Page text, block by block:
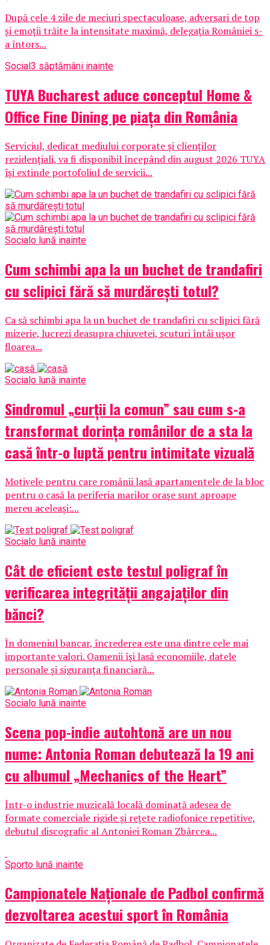
După cele 4 zile de meciuri spectaculoase, adversari de top
și emoții trăite la intensitate maximă, delegația României s-
a întors...
Social 3 săptămâni inainte
TUYA Bucharest aduce conceptul Home &
Office Fine Dining pe piața din România
Serviciul, dedicat mediului corporate și clienților
rezidențiali, va fi disponibil începând din august 2026 TUYA
își extinde portofoliul de servicii...
Social o lună inainte
Cum schimbi apa la un buchet de trandafiri
cu sclipici fără să murdărești totul?
Ca să schimbi apa la un buchet de trandafiri cu sclipici fără
mizerie, lucrezi deasupra chiuvetei, scuturi întâi ușor
floarea...
Socialo lună inainte
Sindromul „curții la comun” sau cum s-a
transformat dorința românilor de a sta la
casă într-o luptă pentru intimitate vizuală
Motivele pentru care românii lasă apartamentele de la bloc
pentru o casă la periferia marilor orașe sunt aproape
mereu aceleași:...
Socialo lună inainte
Cât de eficient este testul poligraf în
verificarea integrității angajaților din
bănci?
În domeniul bancar, încrederea este una dintre cele mai
importante valori. Oamenii își lasă economiile, datele
personale și siguranța financiară...
Socialo lună inainte
Scena pop-indie autohtonă are un nou
nume: Antonia Roman debutează la 19 ani
cu albumul „Mechanics of the Heart”
Într-o industrie muzicală locală dominată adesea de
formate comerciale rigide și rețete radiofonice repetitive,
debutul discografic al Antoniei Roman Zbârcea...
Sporto lună inainte
Campionatele Naționale de Padbol confirmă
dezvoltarea acestui sport în România